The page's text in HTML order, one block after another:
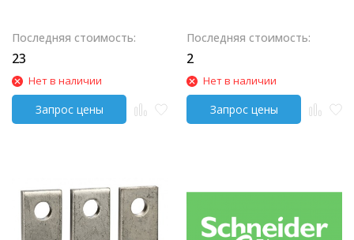
Последняя стоимость:
23
Нет в наличии
Последняя стоимость:
2
Нет в наличии